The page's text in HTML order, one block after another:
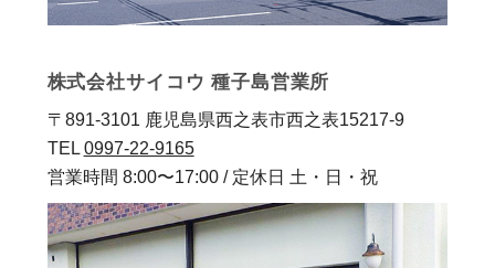
株式会社サイコウ 種子島営業所
〒891-3101 鹿児島県西之表市西之表15217-9
TEL 0997-22-9165
営業時間 8:00〜17:00 / 定休日 土・日・祝